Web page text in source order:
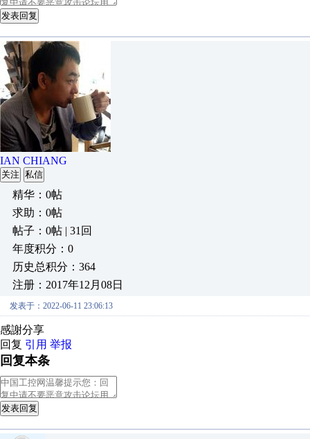
发表回复
IAN CHIANG
关注 私信
精华：0帖
求助：0帖
帖子：0帖 | 31回
年度积分：0
历史总积分：364
注册：2017年12月08日
发表于：2022-06-11 23:06:13
感謝分享
回复 引用 举报
回复本条
发表回复